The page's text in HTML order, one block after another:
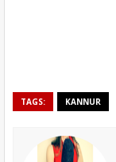
TAGS: KANNUR